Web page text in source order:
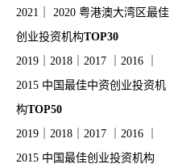
2021｜ 2020 粤港澳大湾区最佳
创业投资机构TOP30
2019｜2018｜2017 ｜2016 ｜
2015 中国最佳中资创业投资机
构TOP50
2019｜2018｜2017 ｜2016 ｜
2015 中国最佳创业投资机构